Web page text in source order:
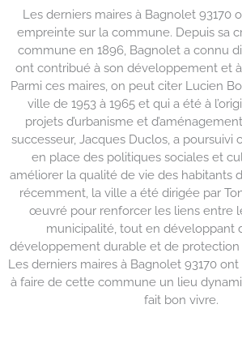
Les derniers maires à Bagnolet 93170
empreinte sur la commune. Depuis sa
commune en 1896, Bagnolet a connu
ont contribué à son développement et
Parmi ces maires, on peut citer Lucien
ville de 1953 à 1965 et qui a été à
projets d’urbanisme et
successeur, Jacques Duclos, a poursuivi
en place des politiques sociales et
améliorer la qualité de vie des habitants
récemment, la ville a été dirigée par
œuvré pour renforcer les liens entre
municipalité, tout en développant
développement durable et de protection
Les derniers maires à Bagnolet 93170
à faire de cette commune un lieu
fait bon vivre.